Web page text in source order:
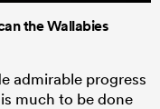
the Wallabies
admirable progress
much to be done